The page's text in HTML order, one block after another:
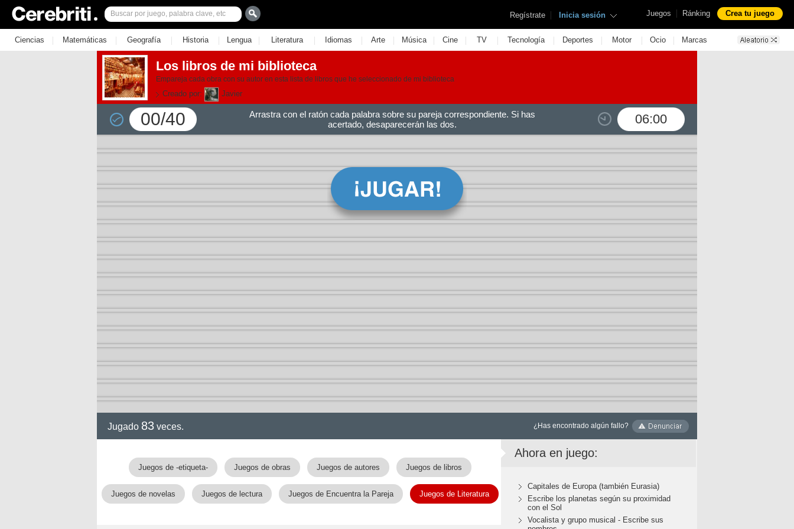
Juegos | Ránking Crea tu juego
Regístrate | Inicia sesión
Ciencias | Matemáticas | Geografía | Historia | Lengua | Literatura | Idiomas | Arte | Música | Cine | TV | Tecnología | Deportes | Motor | Ocio | Marcas
Los libros de mi biblioteca
Empareja cada obra con su autor en esta lista de libros que he seleccionado de mi biblioteca
Creado por: Javier
00/40 06:00
Arrastra con el ratón cada palabra sobre su pareja correspondiente. Si has
acertado, desaparecerán las dos.
Jugado 83 veces. ¿Has encontrado algún fallo?
Juegos de -etiqueta- Juegos de obras Juegos de autores Juegos de libros
Juegos de novelas Juegos de lectura Juegos de Encuentra la Pareja Juegos de Literatura
Ahora en juego:
Capitales de Europa (también Eurasia)
Escribe los planetas según su proximidad
con el Sol
Vocalista y grupo musical - Escribe sus